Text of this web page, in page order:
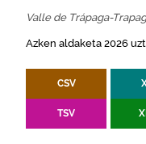
Valle de Trápaga-
Azken aldaketa 2026
CSV
TSV